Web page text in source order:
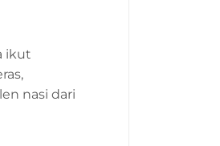
ikut
nasi dari